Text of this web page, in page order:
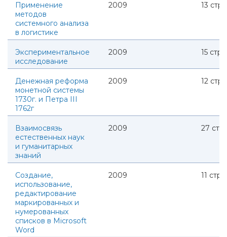
Применение
методов
системного анализа
в логистике
2009 13 стр.
Экспериментальное
исследование
2009 15 стр.
Денежная реформа
монетной системы
1730г. и Петра III
1762г
2009 12 стр.
Взаимосвязь
естественных наук
и гуманитарных
знаний
2009 27 стр.
Создание,
использование,
редактирование
маркированных и
нумерованных
списков в Microsoft
Word
2009 11 стр.